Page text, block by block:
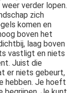
verder lopen.
zich
komen en
boven het
laag boven
vastligt en niets
Juist die
er niets gebeurt,
hebben. Je hoeft